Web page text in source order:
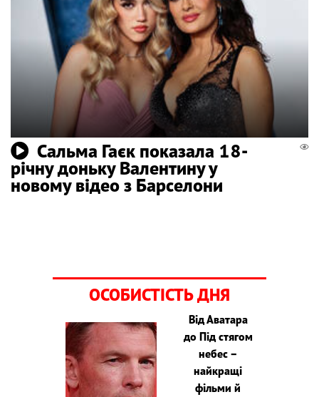
Сальма Гаєк показала 18-
річну доньку Валентину у
новому відео з Барселони
ОСОБИСТІСТЬ ДНЯ
Від Аватара
до Під стягом
небес –
найкращі
фільми й